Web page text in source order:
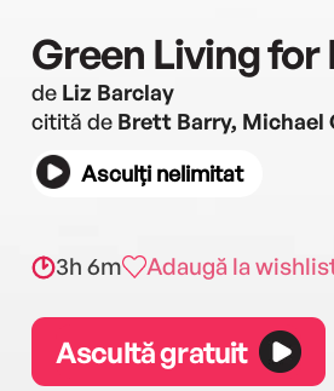
Green Living for
de Liz Barclay
citită de Brett Barry, Michael
Asculți nelimitat
3h 6m Adaugă la
Ascultă gratuit